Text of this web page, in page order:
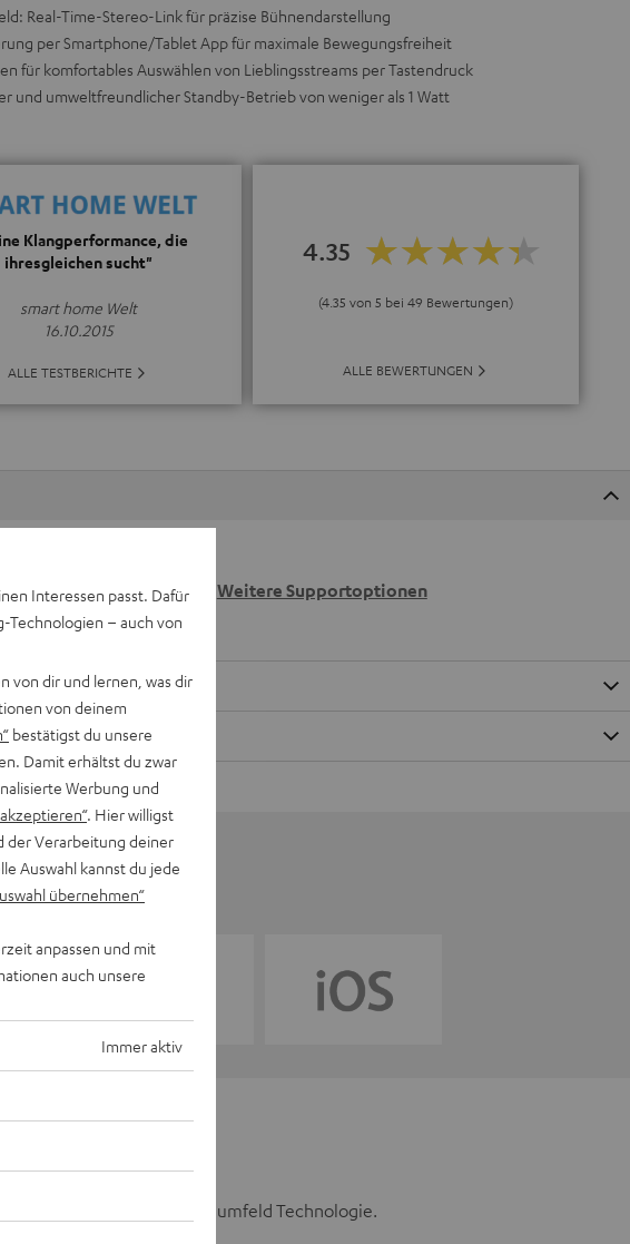
Real-Time-Stereo-Link für präzise Bühnendarstellung
per Smartphone/Tablet App für maximale Bewegungsfreiheit
für komfortables Auswählen von Lieblingsstreams per Tastendruck
und umweltfreundlicher Standby-Betrieb von weniger als 1 Watt
Klangperformance, die
ihresgleichen sucht"
smart home Welt
16.10.2015
ALLE TESTBERICHTE
4.35
(4.35 von 5 bei 49 Bewertungen)
ALLE BEWERTUNGEN
am Telefon.
Weitere Supportoptionen
mit integrierter Raumfeld Technologie.
Interessen passt. Dafür
Technologien – auch von
von dir und lernen, was dir
von deinem
bestätigst du unsere
Damit erhältst du zwar
Werbung und
akzeptieren“. Hier willigst
der Verarbeitung deiner
Auswahl kannst du jede
übernehmen“
anpassen und mit
auch unsere
Immer aktiv